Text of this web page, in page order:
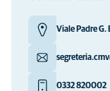
Viale Padre G.
0332 820002